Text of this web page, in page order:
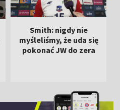
Smith: nigdy nie
myśleliśmy, że uda się
pokonać JW do zera